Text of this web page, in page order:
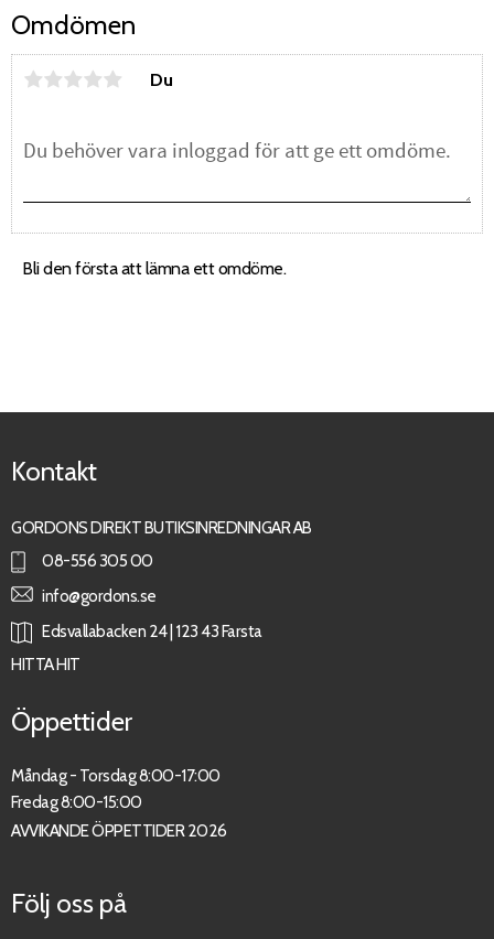
Omdömen
Du
Bli den första att lämna ett omdöme.
Kontakt
GORDONS DIREKT BUTIKSINREDNINGAR AB
08-556 305 00
info@gordons.se
Edsvallabacken 24 | 123 43 Farsta
HITTA HIT
Öppettider
Måndag - Torsdag 8:00-17:00
Fredag 8:00-15:00
AVVIKANDE ÖPPETTIDER 2026
Följ oss på